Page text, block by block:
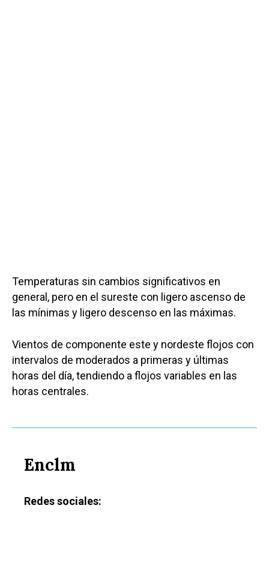
Temperaturas sin cambios significativos en
general, pero en el sureste con ligero ascenso de
las mínimas y ligero descenso en las máximas.
Vientos de componente este y nordeste flojos con
intervalos de moderados a primeras y últimas
horas del día, tendiendo a flojos variables en las
horas centrales.
Enclm
Redes sociales: